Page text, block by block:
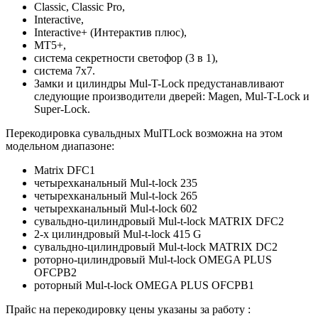
Classic, Classic Pro,
Interactive,
Interactive+ (Интерактив плюс),
MT5+,
система секретности светофор (3 в 1),
система 7х7.
Замки и цилиндры Mul-T-Lock предустанавливают
следующие производители дверей: Magen, Mul-T-Lock и
Super-Lock.
Перекодировка сувальдных MulTLock возможна на этом
модельном диапазоне:
Matrix DFC1
четырехканальный Mul-t-lock 235
четырехканальный Mul-t-lock 265
четырехканальный Mul-t-lock 602
сувальдно-цилиндровый Mul-t-lock MATRIX DFC2
2-х цилиндровый Mul-t-lock 415 G
сувальдно-цилиндровый Mul-t-lock MATRIX DC2
роторно-цилиндровый Mul-t-lock OMEGA PLUS
OFCPB2
роторный Mul-t-lock OMEGA PLUS OFCPB1
Прайс на перекодировку цены указаны за работу :